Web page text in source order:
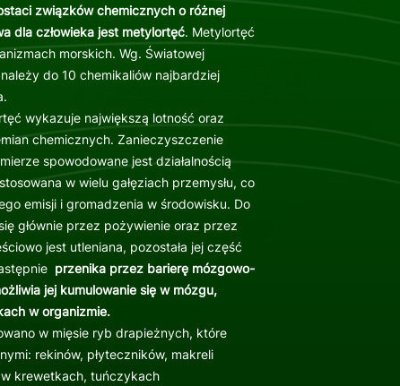
związków chemicznych o różnej
dla człowieka jest metylortęć. Metylortęć
morskich. Wg. Światowej
do 10 chemikaliów najbardziej
wykazuje największą lotność oraz
chemicznych. Zanieczyszczenie
spowodowane jest działalnością
w wielu gałęziach przemysłu, co
emisji i gromadzenia w środowisku. Do
głównie przez pożywienie oraz przez
jest utleniana, pozostała jej część
przenika przez barierę mózgowo-
jej kumulowanie się w mózgu,
w organizmie.
w mięsie ryb drapieżnych, które
rekinów, płyteczników, makreli
krewetkach, tuńczykach